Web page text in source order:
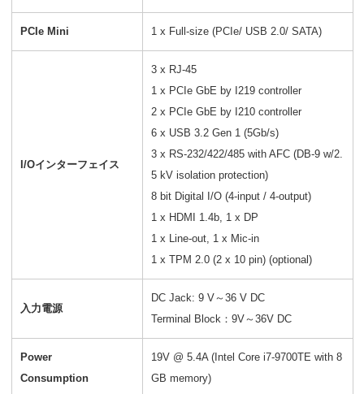
PCIe Mini 1 x Full-size (PCIe/ USB 2.0/ SATA)
I/Oインターフェイス
3 x RJ-45
1 x PCIe GbE by I219 controller
2 x PCIe GbE by I210 controller
6 x USB 3.2 Gen 1 (5Gb/s)
3 x RS-232/422/485 with AFC (DB-9 w/2.
5 kV isolation protection)
8 bit Digital I/O (4-input / 4-output)
1 x HDMI 1.4b, 1 x DP
1 x Line-out, 1 x Mic-in
1 x TPM 2.0 (2 x 10 pin) (optional)
入力電源
DC Jack: 9 V～36 V DC
Terminal Block：9V～36V DC
Power
Consumption
19V @ 5.4A (Intel Core i7-9700TE with 8
GB memory)